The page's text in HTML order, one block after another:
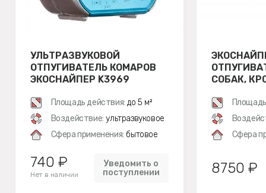
УЛЬТРАЗВУКОВОЙ
ОТПУГИВАТЕЛЬ КОМАРОВ
ЭКОСНАЙПЕР K3969
Площадь действия: до 5 м²
Воздействие: ультразвуковое
Сфера применения: бытовое
740 ₽
Нет в наличии
Уведомить о
поступлении
СОБАК,
Сфера
8750 ₽